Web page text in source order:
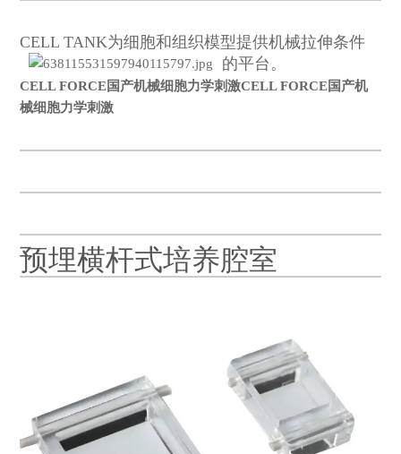
CELL TANK为细胞和组织模型提供机械拉伸条件
的平台。
CELL FORCE国产机械细胞力学刺激CELL FORCE国产机
械细胞力学刺激
预埋横杆式培养腔室